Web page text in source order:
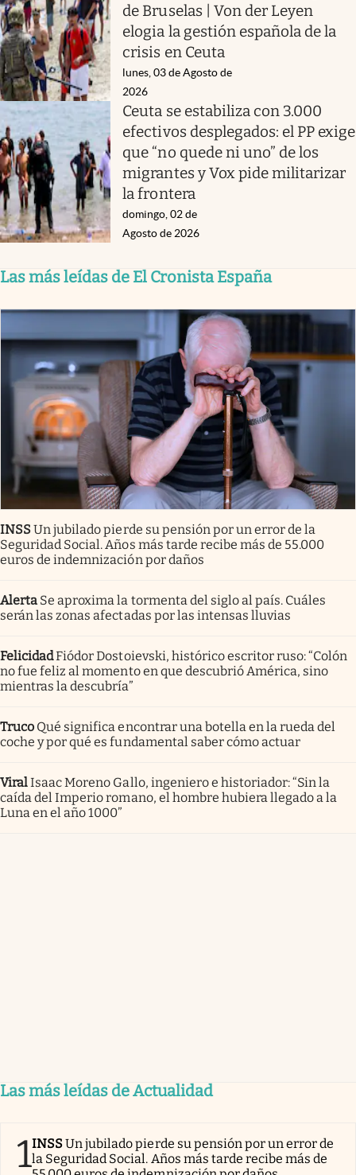
de Bruselas | Von der Leyen
elogia la gestión española de la
crisis en Ceuta
lunes, 03 de Agosto de
2026
Ceuta se estabiliza con 3.000
efectivos desplegados: el PP exige
que “no quede ni uno” de los
migrantes y Vox pide militarizar
la frontera
domingo, 02 de
Agosto de 2026
Las más leídas de El Cronista España
INSSUn jubilado pierde su pensión por un error de la
Seguridad Social. Años más tarde recibe más de 55.000
euros de indemnización por daños
Alerta Se aproxima la tormenta del siglo al país. Cuáles
serán las zonas afectadas por las intensas lluvias
FelicidadFiódor Dostoievski, histórico escritor ruso: “Colón
no fue feliz al momento en que descubrió América, sino
mientras la descubría”
Truco Qué significa encontrar una botella en la rueda del
coche y por qué es fundamental saber cómo actuar
ViralIsaac Moreno Gallo, ingeniero e historiador: “Sin la
caída del Imperio romano, el hombre hubiera llegado a la
Luna en el año 1000”
Las más leídas de Actualidad
1INSSUn jubilado pierde su pensión por un error de
la Seguridad Social. Años más tarde recibe más de